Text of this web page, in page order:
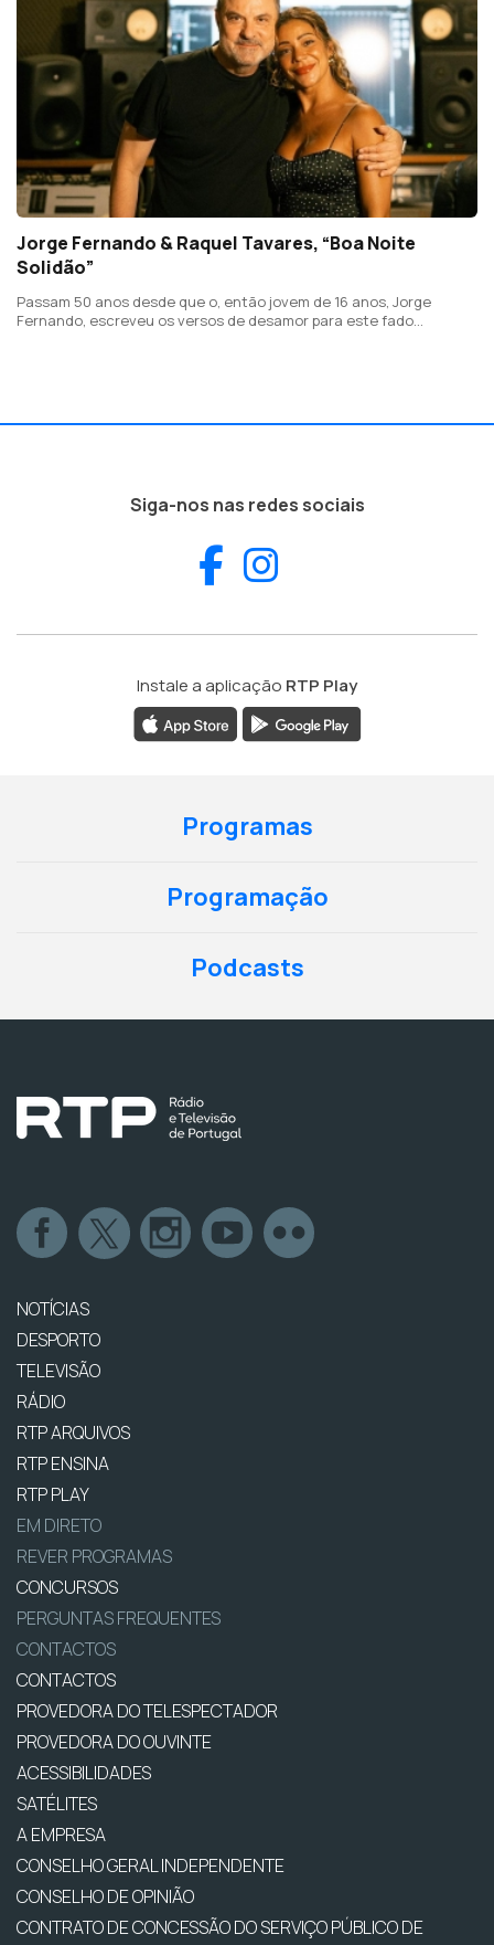
Jorge Fernando & Raquel Tavares, “Boa Noite
Solidão”
Passam 50 anos desde que o, então jovem de 16 anos, Jorge
Fernando, escreveu os versos de desamor para este fado
Siga-nos nas redes sociais
Facebook
Instale a aplicação RTP Play
Programas
Programação
Podcasts
NOTÍCIAS
DESPORTO
TELEVISÃO
RÁDIO
RTP ARQUIVOS
RTP ENSINA
RTP PLAY
EM DIRETO
REVER PROGRAMAS
CONCURSOS
PERGUNTAS FREQUENTES
CONTACTOS
CONTACTOS
PROVEDORA DO TELESPECTADOR
PROVEDORA DO OUVINTE
ACESSIBILIDADES
SATÉLITES
A EMPRESA
CONSELHO GERAL INDEPENDENTE
CONSELHO DE OPINIÃO
CONTRATO DE CONCESSÃO DO SERVIÇO PÚBLICO DE